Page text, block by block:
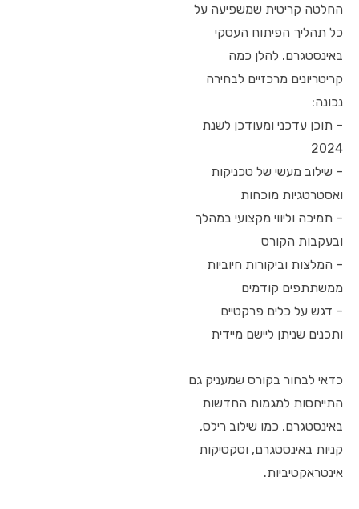
החלטה קריטית שמשפיעה על
כל תהליך הפיתוח העסקי
באינסטגרם. להלן כמה
קריטריונים מרכזיים לבחירה
נכונה:
– תוכן עדכני ומעודכן לשנת
2024
– שילוב מעשי של טכניקות
ואסטרטגיות מוכחות
– תמיכה וליווי מקצועי במהלך
ובעקבות הקורס
– המלצות וביקורות חיוביות
ממשתתפים קודמים
– דגש על כלים פרקטיים
ותכנים שניתן ליישם מיידית
כדאי לבחור בקורס שמעניק גם
התייחסות למגמות החדשות
באינסטגרם, כמו שילוב רילס,
קניות באינסטגרם, וטקטיקות
אינטראקטיביות.